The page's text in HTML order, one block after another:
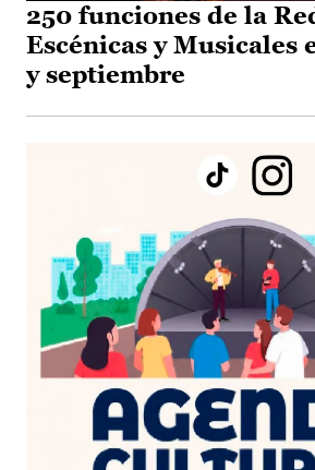
250 funciones de la
Escénicas y Musicales
y septiembre